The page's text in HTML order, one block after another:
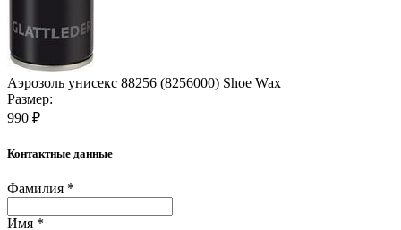
Аэрозоль унисекс 88256 (8256000) Shoe Wax
Размер:
990 ₽
Контактные данные
Фамилия *
Имя *